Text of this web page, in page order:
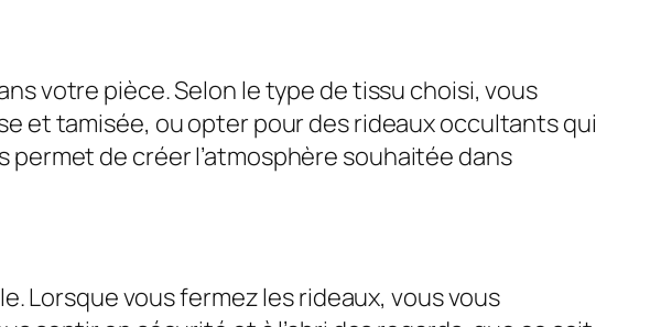
votre pièce. Selon le type de tissu choisi, vous
et tamisée, ou opter pour des rideaux occultants qui
de créer l’atmosphère souhaitée dans
Lorsque vous fermez les rideaux, vous vous